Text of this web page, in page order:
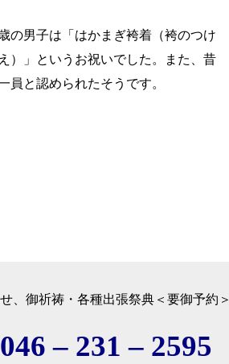
の男子は「はかまぎ袴着（袴のつけ
）」というお祝いでした。また、昔
員と認められたそうです。
、御祈祷・各種出張祭典＜要御予約＞
046 – 231 – 2595